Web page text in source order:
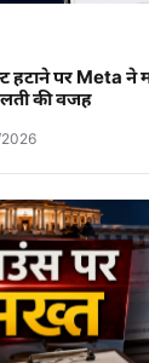
हटाने पर Meta ने
की वजह